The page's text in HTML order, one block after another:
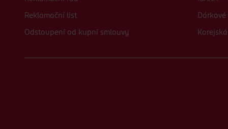
Reklamační list
Odstoupení od kupní smlouvy